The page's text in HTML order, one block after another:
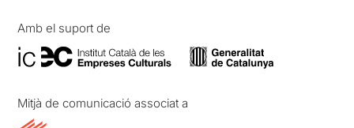
Amb el suport de
Mitjà de comunicació associat a